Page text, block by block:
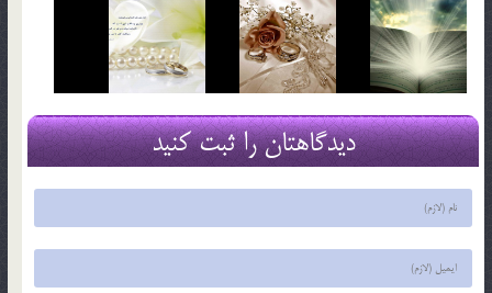
دیدگاهتان را ثبت کنید